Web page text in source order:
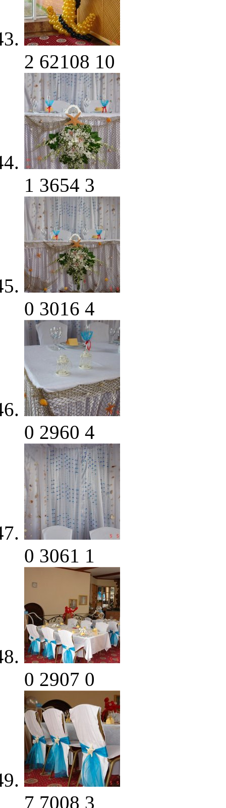
2 62108 10
1 3654 3
0 3016 4
0 2960 4
0 3061 1
0 2907 0
7 7008 3